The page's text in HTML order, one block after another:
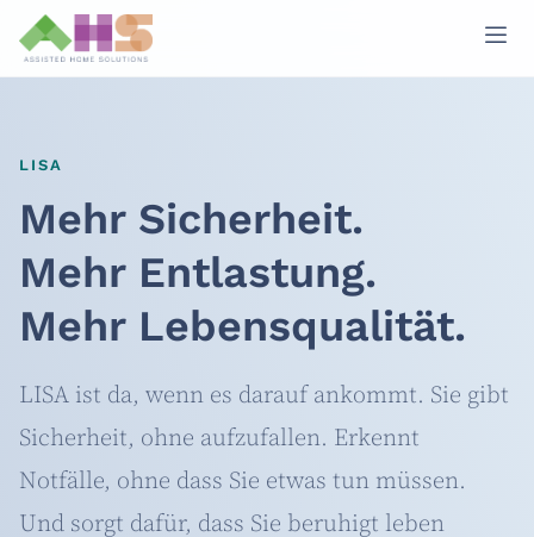
LISA
Mehr Sicherheit.
Mehr Entlastung.
Mehr Lebensqualität.
LISA ist da, wenn es darauf ankommt. Sie gibt
Sicherheit, ohne aufzufallen. Erkennt
Notfälle, ohne dass Sie etwas tun müssen.
Und sorgt dafür, dass Sie beruhigt leben